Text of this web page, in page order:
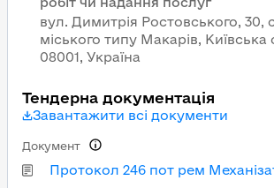
вул. Димитрія Ростовського, 30,
міського типу Макарів, Київська
08001, Україна
Тендерна документація
Завантажити всі документи
Протокол 246 пот рем
Документ